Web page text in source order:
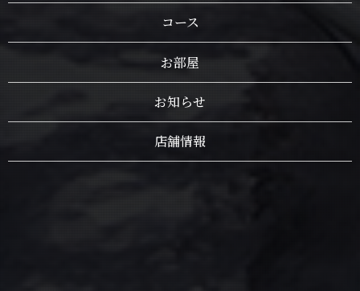
コース
お部屋
お知らせ
店舗情報